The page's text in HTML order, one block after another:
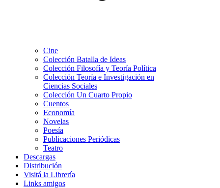
Cine
Colección Batalla de Ideas
Colección Filosofía y Teoría Política
Colección Teoría e Investigación en
Ciencias Sociales
Colección Un Cuarto Propio
Cuentos
Economía
Novelas
Poesía
Publicaciones Periódicas
Teatro
Descargas
Distribución
Visitá la Librería
Links amigos